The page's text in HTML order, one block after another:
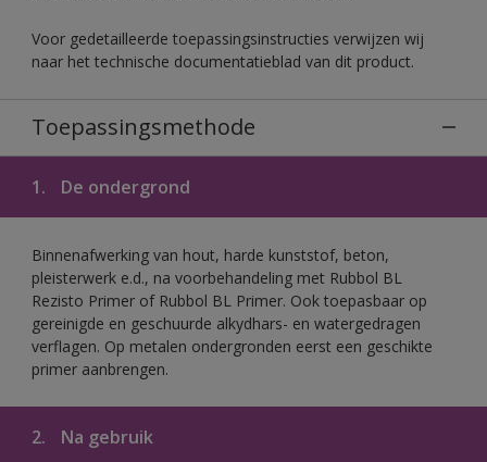
Voor gedetailleerde toepassingsinstructies verwijzen wij
naar het technische documentatieblad van dit product.
Toepassingsmethode
1. De ondergrond
Binnenafwerking van hout, harde kunststof, beton,
pleisterwerk e.d., na voorbehandeling met Rubbol BL
Rezisto Primer of Rubbol BL Primer. Ook toepasbaar op
gereinigde en geschuurde alkydhars- en watergedragen
verflagen. Op metalen ondergronden eerst een geschikte
primer aanbrengen.
2. Na gebruik